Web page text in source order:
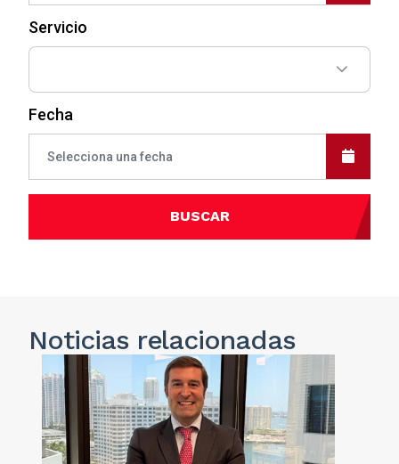
Servicio
Fecha
BUSCAR
Noticiasrelacionadas